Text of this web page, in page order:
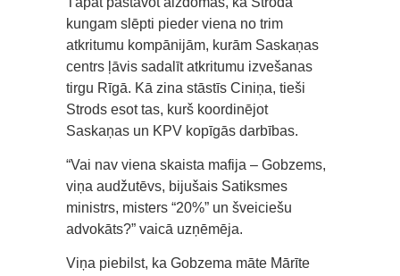
kungam slēpti pieder viena no trim
atkritumu kompānijām, kurām Saskaņas
centrs ļāvis sadalīt atkritumu izvešanas
tirgu Rīgā. Kā zina stāstīs Ciniņa, tieši
Strods esot tas, kurš koordinējot
Saskaņas un KPV kopīgās darbības.
“Vai nav viena skaista mafija – Gobzems,
viņa audžutēvs, bijušais Satiksmes
ministrs, misters “20%” un šveiciešu
advokāts?” vaicā uzņēmēja.
Viņa piebilst, ka Gobzema māte Mārīte